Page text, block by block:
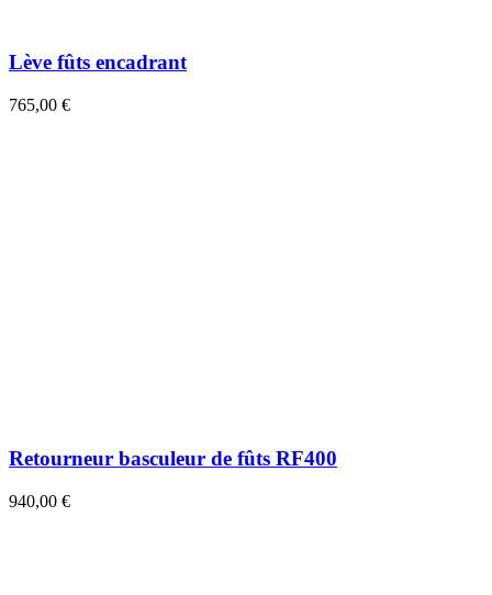
Lève fûts encadrant
765,00 €
Retourneur basculeur de fûts RF400
940,00 €